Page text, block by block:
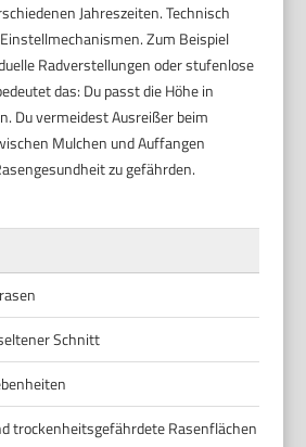
Jahreszeiten. Technisch
Zum Beispiel
Radverstellungen oder stufenlose
das: Du passt die Höhe in
Du vermeidest Ausreißer beim
Mulchen und Auffangen
zu gefährden.
Schnitt
trockenheitsgefährdete Rasenflächen